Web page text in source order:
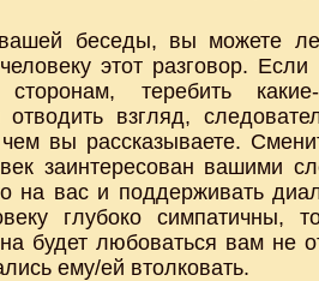
беседы, вы можете
этот разговор. Если
теребить
взгляд,
вы рассказываете.
заинтересован вашими
на вас и поддерживать
глубоко симпатичны,
будет любоваться вам не
ему/ей втолковать.